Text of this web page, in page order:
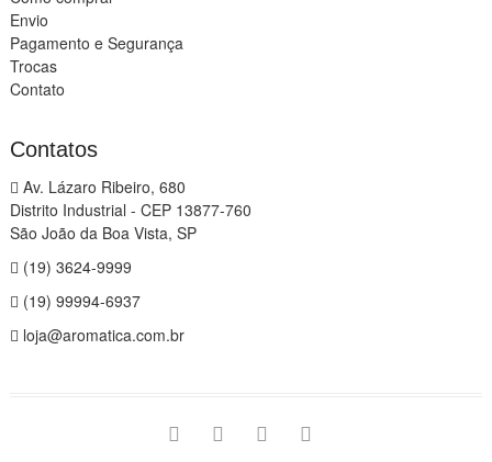
Envio
Pagamento e Segurança
Trocas
Contato
Contatos
Av. Lázaro Ribeiro, 680
Distrito Industrial - CEP 13877-760
São João da Boa Vista, SP
(19) 3624-9999
(19) 99994-6937
loja@aromatica.com.br
instagramfacebookyoutube